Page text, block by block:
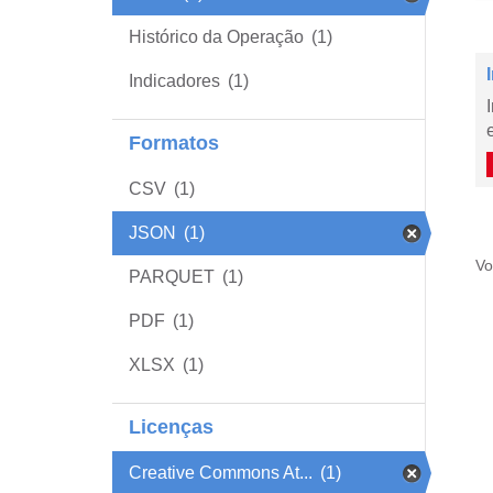
Histórico da Operação (1)
Indicadores (1)
Formatos
CSV (1)
JSON (1)
PARQUET (1)
PDF (1)
XLSX (1)
Licenças
Creative Commons At... (1)